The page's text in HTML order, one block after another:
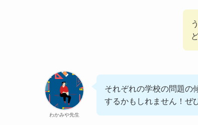
わかみや先生
それぞれの学校の問題の
するかもしれません！ぜ